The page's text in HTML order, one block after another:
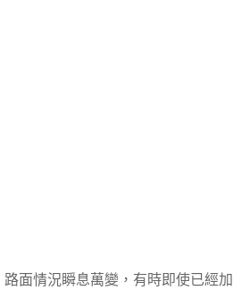
面情況瞬息萬變，有時即使已經加